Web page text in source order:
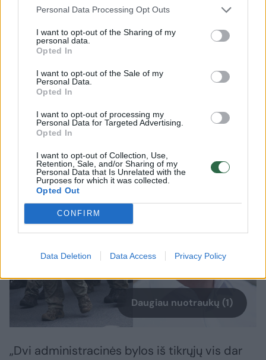
Personal Data Processing Opt Outs
I want to opt-out of the Sharing of my
personal data.
Opted In
I want to opt-out of the Sale of my
Personal Data.
Opted In
I want to opt-out of processing my
Personal Data for Targeted Advertising.
Opted In
I want to opt-out of Collection, Use,
Retention, Sale, and/or Sharing of my
Personal Data that Is Unrelated with the
Purposes for which it was collected.
Opted Out
CONFIRM
Data Deletion Data Access Privacy Policy
Lrytas.lt
Buvęs kariuomenės Karo prievolės ir
komplektavimo tarnybos (KPKT)
direktoriaus pavaduotojas Audrius
Beinoras teigia, kad krašto apsaugos
ministro Roberto Kauno viešai išsakyti
teiginiai apie esą atmestus jo kreipimusis į
institucijas neatspindi visos situacijos.
Daugiau nuotraukų (1)
„Dvi administracinės bylos iš tikrųjų vis dar